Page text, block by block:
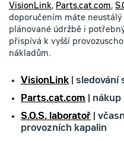
VisionLink, Parts.cat.com,
doporučením máte
plánované údržbě i
přispívá k vyšší
nákladům.
VisionLink | sledování
Parts.cat.com |
S.O.S. laboratoř |
provozních kapalin